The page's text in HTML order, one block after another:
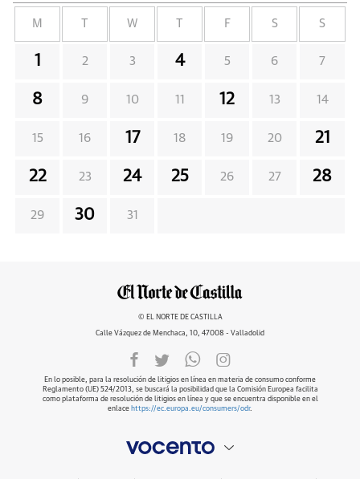
M W F S S
1 2 3 4 5 6 7
8 9 10 11 12 13 14
15 16 17 18 19 20 21
22 23 24 25 26 27 28
29 30 31
© EL NORTE DE CASTILLA
Calle Vázquez de Menchaca, 10, 47008 - Valladolid
En lo posible, para la resolución de litigios en línea en materia de consumo conforme
Reglamento (UE) 524/2013, se buscará la posibilidad que la Comisión Europea facilita
como plataforma de resolución de litigios en línea y que se encuentra disponible en el
enlace https://ec.europa.eu/consumers/odr.